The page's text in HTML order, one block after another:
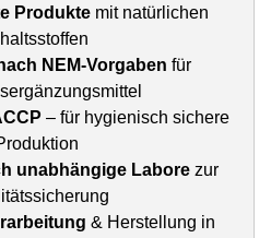
Produkte mit natürlichen
NEM-Vorgaben für
– für hygienisch sichere
unabhängige Labore zur
& Herstellung in